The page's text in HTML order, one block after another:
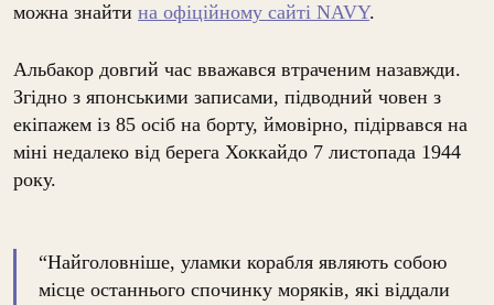
можна знайти на офіційному сайті NAVY.
Альбакор довгий час вважався втраченим назавжди.
Згідно з японськими записами, підводний човен з
екіпажем із 85 осіб на борту, ймовірно, підірвався на
міні недалеко від берега Хоккайдо 7 листопада 1944
року.
“Найголовніше, уламки корабля являють собою
місце останнього спочинку моряків, які віддали